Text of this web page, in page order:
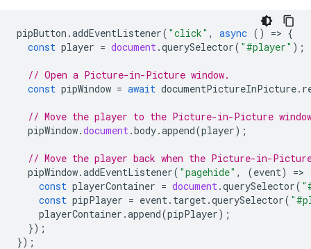
pipButton .addEventListener( "click" , async () => {
const player = document .querySelector( "#player" );
// Open a Picture-in-Picture window.
const pipWindow = await documentPictureInPicture.
// Move the player to the Picture-in-Picture
pipWindow.document .body.append(player);
// Move the player back when the Picture-in-
pipWindow.addEventListener( "pagehide" , (event) =>
const playerContainer = document .querySelector(
const pipPlayer = event . target .querySelector(
playerContainer .append(pipPlayer);
});
});